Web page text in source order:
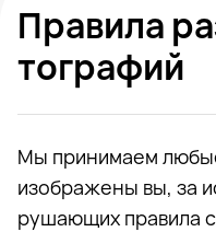
Пра­ви­ла
то­гра­фий
Мы при­ни­ма­ем
изоб­ра­же­ны вы, за
ру­ша­ю­щих пра­ви­ла